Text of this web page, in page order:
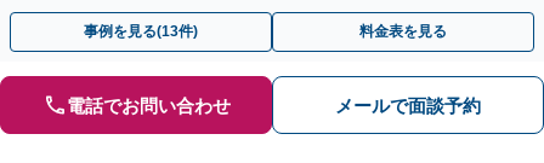
事例を見る(13件) 料金表を見る
電話でお問い合わせ メールで面談予約